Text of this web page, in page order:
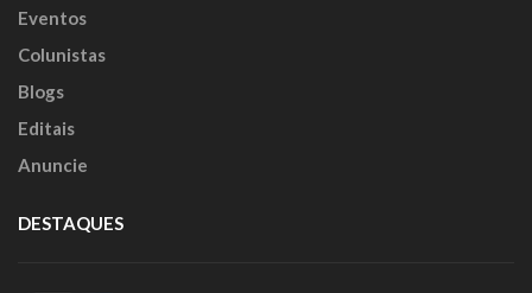
Eventos
Colunistas
Blogs
Editais
Anuncie
DESTAQUES